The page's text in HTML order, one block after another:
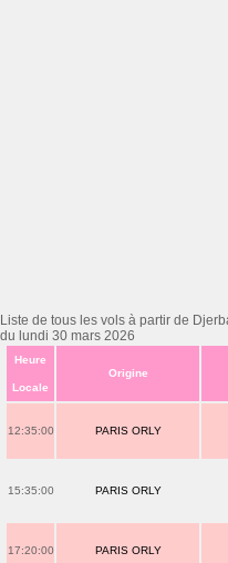
Liste de tous les vols à partir de
du lundi 30 mars 2026
Heure
Locale
Origine
12:35:00 PARIS ORLY
15:35:00 PARIS ORLY
17:20:00 PARIS ORLY